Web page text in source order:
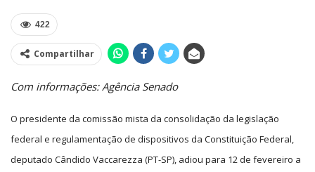
422
Compartilhar
Com informações: Agência Senado
O presidente da comissão mista da consolidação da legislação
federal e regulamentação de dispositivos da Constituição Federal,
deputado Cândido Vaccarezza (PT-SP), adiou para 12 de fevereiro a